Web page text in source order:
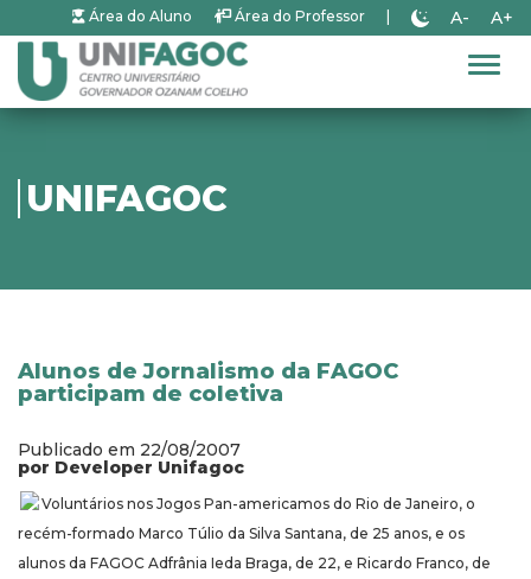
Área do Aluno Área do Professor A- A+
UNIFAGOC
Alunos de Jornalismo da FAGOC
participam de coletiva
Publicado em 22/08/2007
por Developer Unifagoc
Voluntários nos Jogos Pan-americamos do Rio de Janeiro, o
recém-formado Marco Túlio da Silva Santana, de 25 anos, e os
alunos da FAGOC Adfrânia Ieda Braga, de 22, e Ricardo Franco, de